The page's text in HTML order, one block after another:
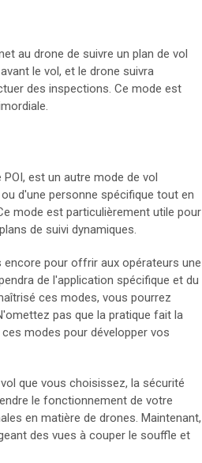
au drone de suivre un plan de vol
le vol, et le drone suivra
des inspections. Ce mode est
est un autre mode de vol
d'une personne spécifique tout en
mode est particulièrement utile pour
de suivi dynamiques.
pour offrir aux opérateurs une
de l'application spécifique et du
ces modes, vous pourrez
pas que la pratique fait la
modes pour développer vos
que vous choisissez, la sécurité
le fonctionnement de votre
en matière de drones. Maintenant,
des vues à couper le souffle et